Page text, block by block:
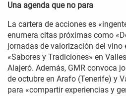
Una agenda que no para
La cartera de acciones es
enumera citas próximas como
jornadas de valorización del vino
«Sabores y Tradiciones» en
Alajeró. Además, GMR convoca
de octubre en Arafo (Tenerife) y
para «compartir experiencias y